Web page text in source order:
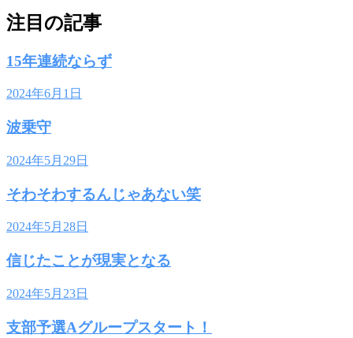
注目の記事
15年連続ならず
2024年6月1日
波乗守
2024年5月29日
そわそわするんじゃあない笑
2024年5月28日
信じたことが現実となる
2024年5月23日
支部予選Aグループスタート！